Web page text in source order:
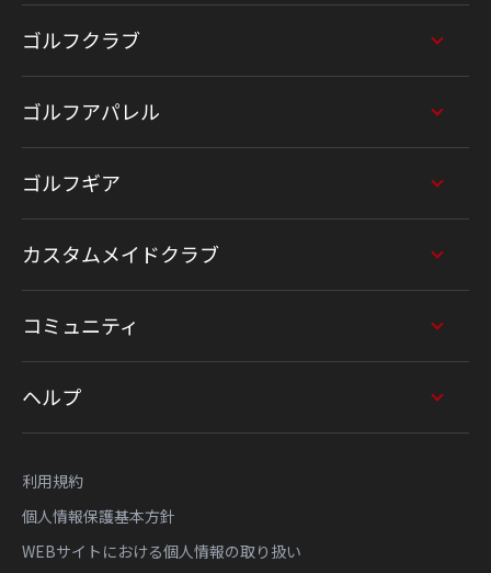
ゴルフクラブ
ゴルフアパレル
ゴルフギア
カスタムメイドクラブ
コミュニティ
ヘルプ
利用規約
個人情報保護基本方針
WEBサイトにおける個人情報の取り扱い